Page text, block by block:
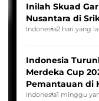
Inilah Skuad
Nusantara di
Indonesia2 hari yang
Indonesia
Merdeka Cup
Pemantauan di
League
Indonesia1 minggu